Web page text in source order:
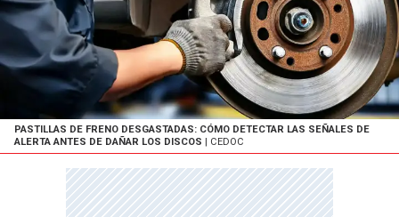
PASTILLAS DE FRENO DESGASTADAS: CÓMO DETECTAR LAS SEÑALES DE
ALERTA ANTES DE DAÑAR LOS DISCOS | CEDOC